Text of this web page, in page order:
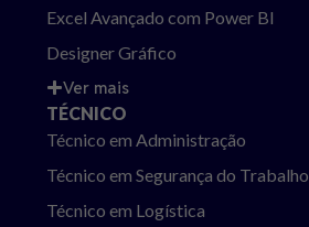
Excel Avançado com Power BI
Designer Gráfico
Ver mais
TÉCNICO
Técnico em Administração
Técnico em Segurança do Trabalho
Técnico em Logística